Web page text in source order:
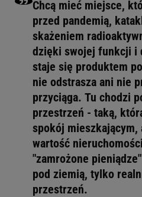
Chcą mieć miejsce,
przed pandemią,
skażeniem
dzięki swojej funkcji i
staje się produktem
nie odstrasza ani nie
przyciąga. Tu chodzi
przestrzeń - taką,
spokój
wartość
"zamrożone
pod ziemią, tylko
przestrzeń.